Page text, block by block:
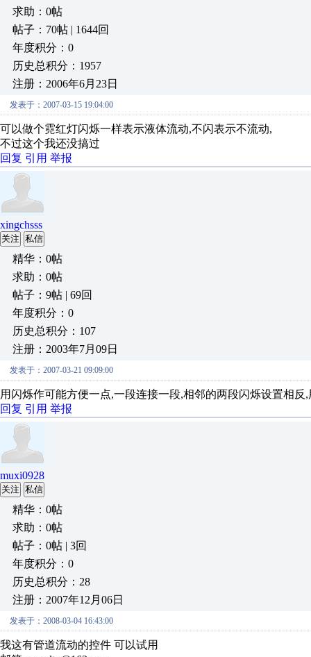
求助：0帖
帖子：70帖 | 1644回
年度积分：0
历史总积分：1957
注册：2006年6月23日
发表于：2007-03-15 19:04:00
可以做个霓红灯闪烁一样表示液体流动,不闪表示不流动,
不过这个我还没搞过
回复 引用 举报
xingchsss
关注 私信
精华：0帖
求助：0帖
帖子：9帖 | 69回
年度积分：0
历史总积分：107
注册：2003年7月09日
发表于：2007-03-21 09:09:00
用闪烁作可能方便一点,一段连接一段,相邻的两段闪烁设置相
回复 引用 举报
muxi0928
关注 私信
精华：0帖
求助：0帖
帖子：0帖 | 3回
年度积分：0
历史总积分：28
注册：2007年12月06日
发表于：2008-03-04 16:43:00
我这有管道流动的控件 可以试用